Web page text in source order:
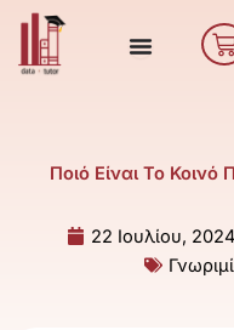
Μετάβαση
περιεχόμενο
Ποιό Είναι Το
22 Ιουλίου, 2024